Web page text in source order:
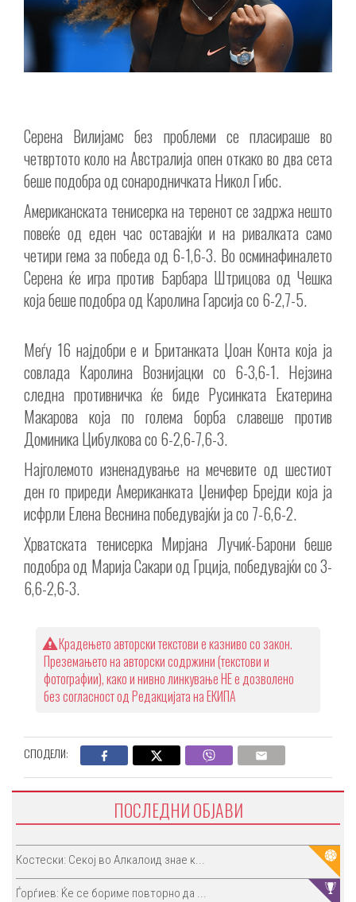
Серена Вилијамс без проблеми се пласираше во
четвртото коло на Австралија опен откако во два сета
беше подобра од сонародничката Никол Гибс.
Американската тенисерка на теренот се задржа нешто
повеќе од еден час оставајќи и на ривалката само
четири гема за победа од 6-1,6-3. Во осминафиналето
Серена ќе игра против Барбара Штрицова од Чешка
која беше подобра од Каролина Гарсија со 6-2,7-5.
Меѓу 16 најдобри е и Британката Џоан Конта која ја
совлада Каролина Вознијацки со 6-3,6-1. Нејзина
следна противничка ќе биде Русинката Екатерина
Макарова која по голема борба славеше против
Доминика Цибулкова со 6-2,6-7,6-3.
Најголемото изненадување на мечевите од шестиот
ден го приреди Американката Џенифер Брејди која ја
исфрли Елена Веснина победувајќи ја со 7-6,6-2.
Хрватската тенисерка Мирјана Лучиќ-Барони беше
подобра од Марија Сакари од Грција, победувајќи со 3-
6,6-2,6-3.
Крадењето авторски текстови е казниво со закон.
Преземањето на авторски содржини (текстови и
фотографии), како и нивно линкување НЕ е дозволено
без согласност од Редакцијата на ЕКИПА
СПОДЕЛИ:
ПОСЛЕДНИ ОБЈАВИ
Костески: Секој во Алкалоид знае к...
Ѓорѓиев: Ќе се бориме повторно да ...